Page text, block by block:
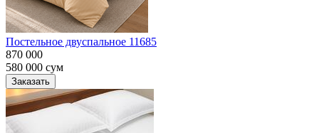
Постельное двуспальное 11685
870 000
580 000 сум
Заказать